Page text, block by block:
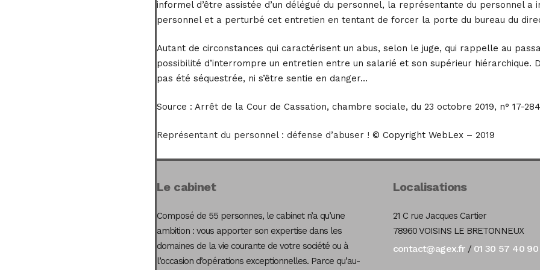
informel d’être assistée d’un délégué du personnel, la représentante du personnel a
personnel et a perturbé cet entretien en tentant de forcer la porte du bureau du
Autant de circonstances qui caractérisent un abus, selon le juge, qui rappelle au
possibilité d’interrompre un entretien entre un salarié et son supérieur hiérarchique.
pas été séquestrée, ni s’être sentie en danger…
Source : Arrêt de la Cour de Cassation, chambre sociale, du 23 octobre 2019, n° 17-
Représentant du personnel : défense d’abuser ! © Copyright WebLex – 2019
Le cabinet
Composé de 55 personnes, le cabinet n’a qu’une
ambition : vous apporter son expertise dans les
domaines de la vie courante de votre société ou à
l’occasion d’opérations exceptionnelles. Parce qu’au-
Localisations
21 C rue Jacques Cartier
78960 VOISINS LE BRETONNEUX
contact@agex.fr/ 01 30 57 40 90